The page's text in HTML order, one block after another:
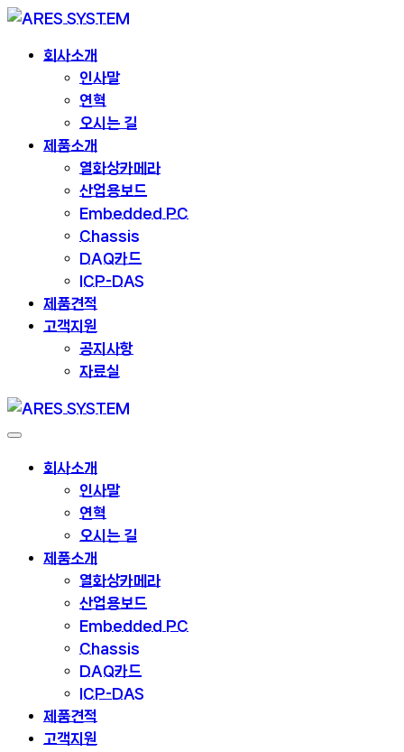
회사소개
인사말
연혁
오시는 길
제품소개
열화상카메라
산업용보드
Embedded PC
Chassis
DAQ카드
ICP-DAS
제품견적
고객지원
공지사항
자료실
회사소개
인사말
연혁
오시는 길
제품소개
열화상카메라
산업용보드
Embedded PC
Chassis
DAQ카드
ICP-DAS
제품견적
고객지원